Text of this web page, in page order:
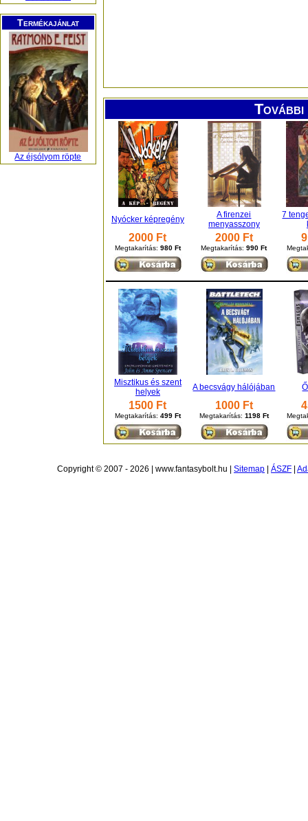
Termékajánlat
Az éjsólyom röpte
Nyócker képregény
A firenzei
menyasszony
7
2000 Ft
Megtakarítás: 980 Ft
2000 Ft
Megtakarítás:990 Ft
Misztikus és szent
helyek
A becsvágy hálójában
1500 Ft
Megtakarítás: 499 Ft
1000 Ft
Megtakarítás: 1198 Ft
Copyright © 2007 - 2026 | www.fantasybolt.hu | Sitemap ÁSZF